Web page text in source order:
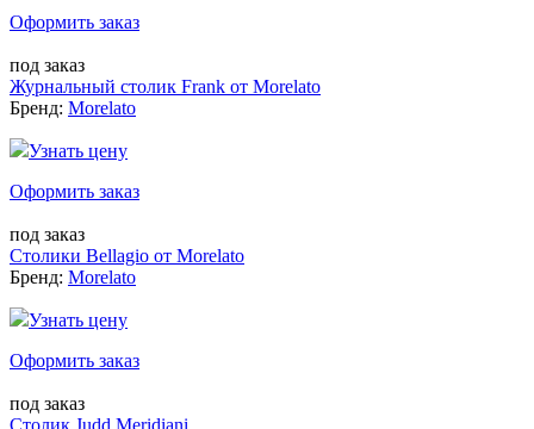
Оформить заказ
под заказ
Журнальный столик Frank от Morelato
Бренд: Morelato
Узнать цену
Оформить заказ
под заказ
Столики Bellagio от Morelato
Бренд: Morelato
Узнать цену
Оформить заказ
под заказ
Столик Judd Meridiani